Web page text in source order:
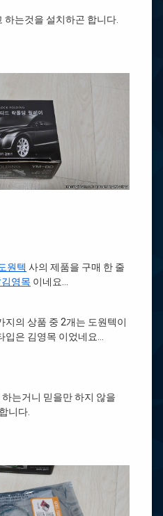
하는것을 설치하곤 합니다.
원텍 사의 제품을 구매 한 줄
영목 이네요…
지의 상품 중 2개는 도원텍이
입은 김영목 이었네요…
는거니 믿을만 하지 않을
니다.